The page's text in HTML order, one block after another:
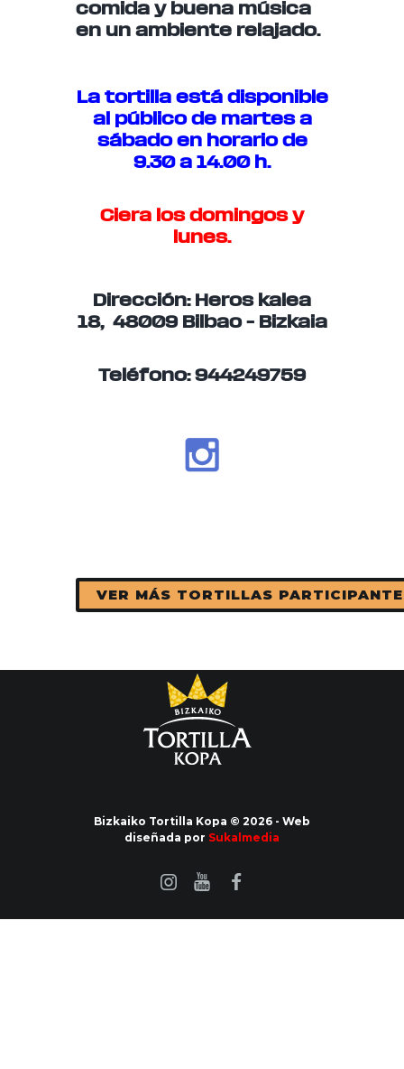
comida y buena música
en un ambiente relajado.
La tortilla está disponible
al público de martes a
sábado en horario de
9.30 a 14.00 h.
Ciera los domingos y
lunes.
Dirección: Heros kalea
18, 48009 Bilbao – Bizkaia
Teléfono: 944249759
VER MÁS TORTILLAS
Bizkaiko Tortilla Kopa © 2026 - Web
diseñada por Sukalmedia